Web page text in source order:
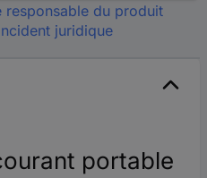
responsable du produit
juridique
portable